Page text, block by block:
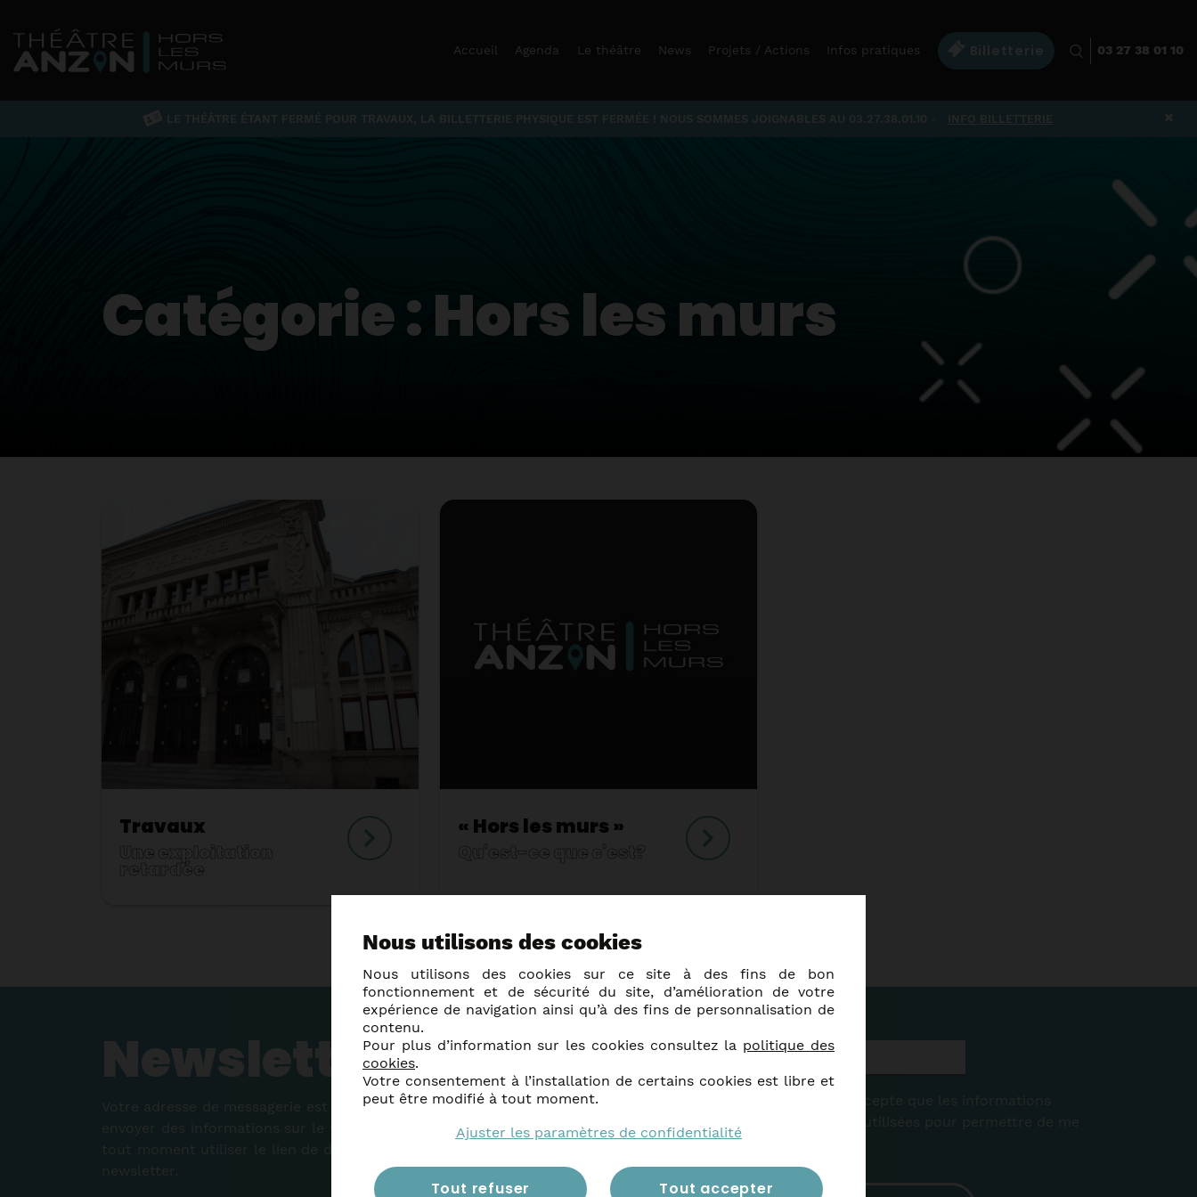
Accueil Agenda Le théâtre News Projets / Actions Infos pratiques Billetterie 03 27 38 01 10
×
LE THÉÂTRE ÉTANT FERMÉ POUR TRAVAUX, LA BILLETTERIE PHYSIQUE EST FERMÉE ! NOUS SOMMES JOIGNABLES AU 03.27.38.01.10 INFO BILLETTERIE
Catégorie :Hors les murs
Travaux
Une exploitation
retardée
« Hors les murs »
Qu'est-ce que c'est?
Newsletter
Votre adresse de messagerie est uniquement utilisée pour vous
envoyer des informations sur le théâtre d’Anzin. Vous pouvez à
tout moment utiliser le lien de désabonnement intégré dans la
newsletter.
E-
mail
*
En soumettant ce formulaire, j'accepte que les informations
saisies dans ce formulaire soient utilisées pour permettre de me
recontacter.
Nous utilisons des cookies
Nous utilisons des cookies sur ce site à des fins de bon
fonctionnement et de sécurité du site, d’amélioration de votre
expérience de navigation ainsi qu’à des fins de personnalisation de
contenu.
Pour plus d’information sur les cookies consultez la politique des
cookies.
Votre consentement à l’installation de certains cookies est libre et
peut être modifié à tout moment.
Ajuster les paramètres de confidentialité